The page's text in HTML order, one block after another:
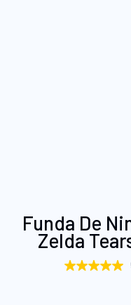
al
comienzo
Funda De
Zelda
5.0